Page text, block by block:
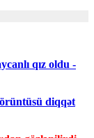
qız oldu -
diqqət